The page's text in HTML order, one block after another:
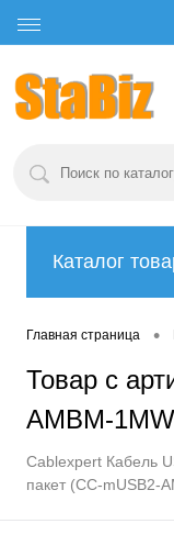
Каталог
Главная страница •
Товар с
AMBM-1MW
Cablexpert Кабель
пакет (CC-mUSB2-